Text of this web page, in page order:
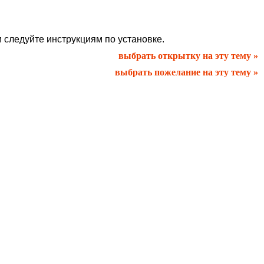
инструкциям по установке.
выбрать открытку на эту тему »
выбрать пожелание на эту тему »